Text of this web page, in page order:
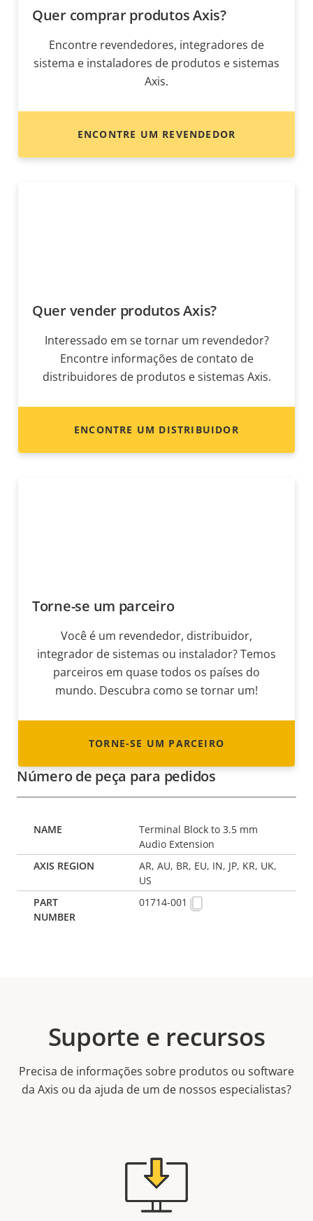
Quer comprar produtos Axis?
Encontre revendedores, integradores de
sistema e instaladores de produtos e sistemas
Axis.
ENCONTRE UM REVENDEDOR
Quer vender produtos Axis?
Interessado em se tornar um revendedor?
Encontre informações de contato de
distribuidores de produtos e sistemas Axis.
ENCONTRE UM DISTRIBUIDOR
Torne-se um parceiro
Você é um revendedor, distribuidor,
integrador de sistemas ou instalador? Temos
parceiros em quase todos os países do
mundo. Descubra como se tornar um!
TORNE-SE UM PARCEIRO
Número de peça para pedidos
Terminal Block to 3.5 mm
Audio Extension
AR, AU, BR, EU, IN, JP, KR, UK,
US
01714-001
Suporte e recursos
Precisa de informações sobre produtos ou software
da Axis ou da ajuda de um de nossos especialistas?